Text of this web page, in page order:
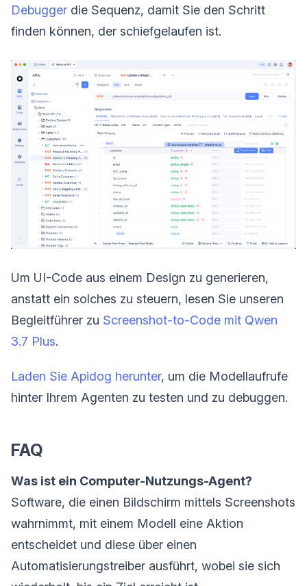
Debugger die Sequenz, damit Sie den Schritt
finden können, der schiefgelaufen ist.
Um UI-Code aus einem Design zu generieren,
anstatt ein solches zu steuern, lesen Sie unseren
Begleitführer zu Screenshot-to-Code mit Qwen
3.7 Plus.
Laden Sie Apidog herunter, um die Modellaufrufe
hinter Ihrem Agenten zu testen und zu debuggen.
FAQ
Was ist ein Computer-Nutzungs-Agent?
Software, die einen Bildschirm mittels Screenshots
wahrnimmt, mit einem Modell eine Aktion
entscheidet und diese über einen
Automatisierungstreiber ausführt, wobei sie sich